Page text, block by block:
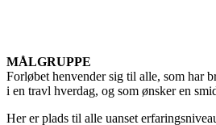
MÅLGRUPPE
Forløbet henvender sig til alle, som har
i en travl hverdag, og som ønsker en
Her er plads til alle uanset